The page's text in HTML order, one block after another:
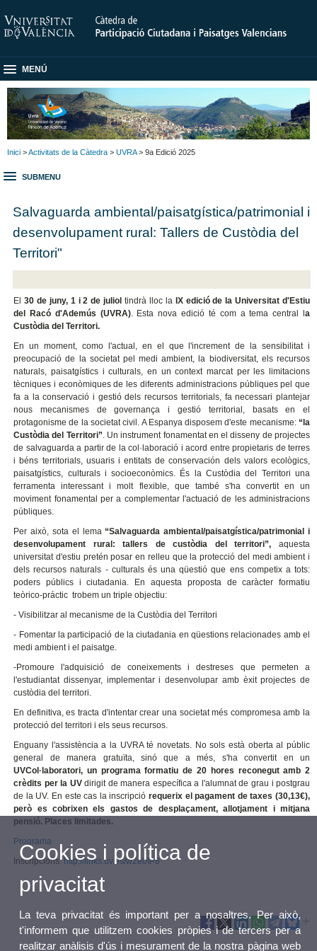
MENÚ
Inici >Activitats de la Càtedra > UVRA> 9a Edició 2025
SUBMENU
Salvaguarda ambiental/paisatgística/patrimonial i
desenvolupament rural: Tallers de Custòdia del
Territori"
El30 de juny, 1 i 2 de juliol tindrà lloc laIX edició de la Universitat d'Estiu
del Racó d'Ademús (UVRA). Esta nova edició té com a tema central la
Custòdia del Territori.
En un moment, como l'actual, en el que l'increment de la sensibilitat i
preocupació de la societat pel medi ambient, la biodiversitat, els recursos
naturals, paisatgístics i culturals, en un context marcat per les limitacions
tècniques i econòmiques de les diferents administracions públiques pel que
fa a la conservació i gestió dels recursos territorials, fa necessari plantejar
nous mecanismes de governança i gestió territorial, basats en el
protagonisme de la societat civil. A Espanya disposem d'este mecanisme:“la
Custòdia del Territori”. Un instrument fonamentat en el disseny de projectes
de salvaguarda a partir de la col·laboració i acord entre propietaris de terres
i béns territorials, usuaris i entitats de conservación dels valors ecològics,
paisatgístics, culturals i socioeconòmics. És la Custòdia del Territori una
ferramenta interessant i molt flexible, que també s'ha convertit en un
moviment fonamental per a complementar l'actuació de les administracions
públiques.
Per això, sota el lema“Salvaguarda ambiental/paisatgística/patrimonial i
desenvolupament rural: tallers de custòdia del territori”,aquesta
universitat d'estiu pretén posar en relleu que la protecció del medi ambient i
dels recursos naturals - culturals és una qüestió que ens competix a tots:
poders públics i ciutadania. En aquesta proposta de caràcter formatiu
teòrico-práctic trobem un triple objectiu:
- Visibilitzar al mecanisme de la Custòdia del Territori
- Fomentar la participació de la ciutadania en qüestions relacionades amb el
medi ambient i el paisatge.
-Promoure l'adquisició de coneixements i destreses que permeten a
l'estudiantat dissenyar, implementar i desenvolupar amb èxit projectes de
custòdia del territori.
En definitiva, es tracta d'intentar crear una societat més compromesa amb la
protecció del territori i els seus recursos.
Enguany l'assistència a la UVRA té novetats. No sols està oberta al públic
general de manera gratuïta, sinó que a més, s'ha convertit en un
UVCol·laboratori, un programa formatiu de 20 hores reconegut amb 2
crèdits per la UVdirigit de manera específica a l'alumnat de grau i postgrau
de la UV. En este cas la inscripció requerix el pagament de taxes (30,13€),
però es cobrixen els gastos de desplaçament, allotjament i mitjana
pensió. Places limitades.
Programa
Inscripcions: http://links.uv.es/w2e0IP8
Cookies i política de
privacitat
La teva privacitat és important per a nosaltres. Per això,
t'informem que utilitzem cookies pròpies i de tercers per a
realitzar anàlisis d'ús i mesurament de la nostra pàgina web